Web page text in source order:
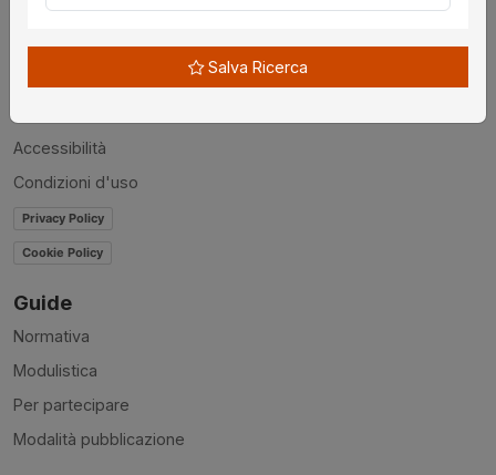
Chi siamo
Disclaimer
Accessibilità
Condizioni d'uso
Privacy Policy
Cookie Policy
Guide
Normativa
Modulistica
Per partecipare
Modalità pubblicazione
Salva Ricerca